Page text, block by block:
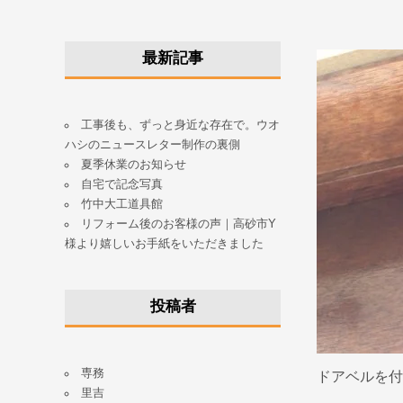
ドアベルを
最新記事
工事後も、ずっと身近な存在で。ウオ
ハシのニュースレター制作の裏側
夏季休業のお知らせ
自宅で記念写真
竹中大工道具館
リフォーム後のお客様の声｜高砂市Y
様より嬉しいお手紙をいただきました
投稿者
専務
里吉